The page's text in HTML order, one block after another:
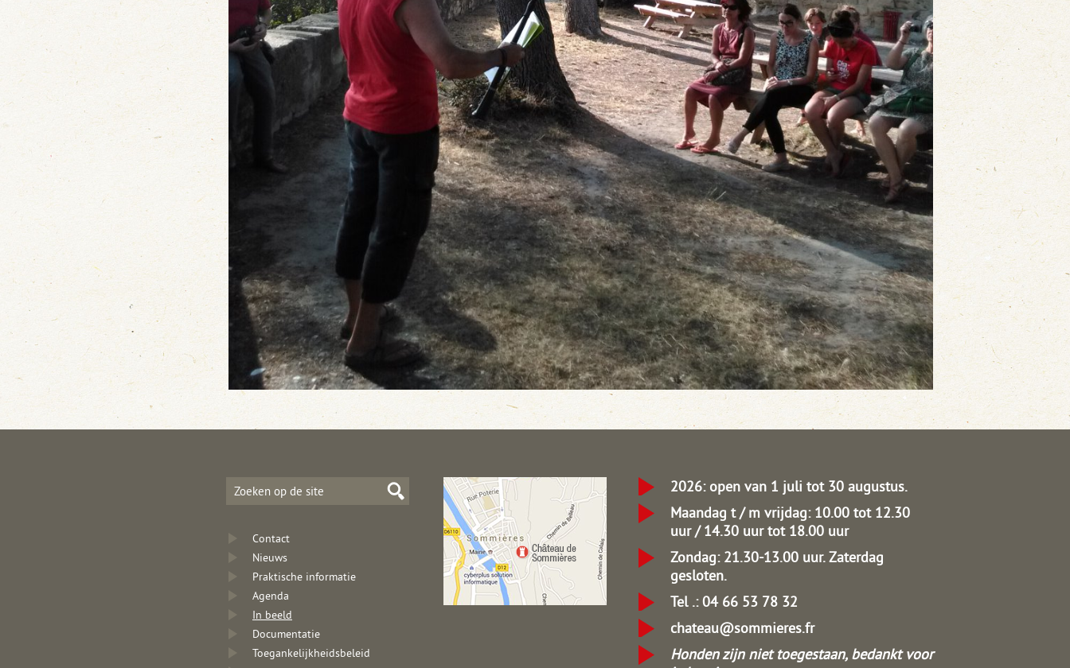
Contact
Nieuws
Praktische informatie
Agenda
In beeld
Documentatie
Toegankelijkheidsbeleid
2026: open van 1 juli tot 30 augustus.
Maandag t / m vrijdag: 10.00 tot 12.30
uur / 14.30 uur tot 18.00 uur
Zondag: 21.30-13.00 uur.Zaterdag
gesloten.
Tel .: 04 66 53 78 32
chateau@sommieres.fr
Honden zijn niet toegestaan, bedankt voor